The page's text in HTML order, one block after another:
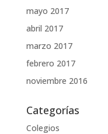
mayo 2017
abril 2017
marzo 2017
febrero 2017
noviembre 2016
Categorías
Colegios